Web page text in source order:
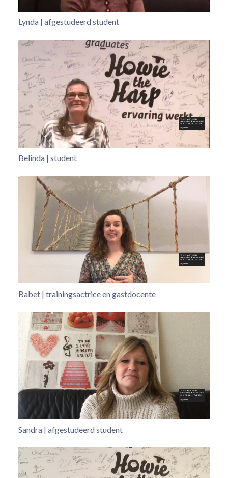
Lynda | afgestudeerd student
Belinda | student
Babet | trainingsactrice en gastdocente
Sandra | afgestudeerd student